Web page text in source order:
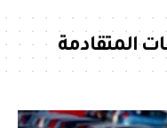
المتقادمة